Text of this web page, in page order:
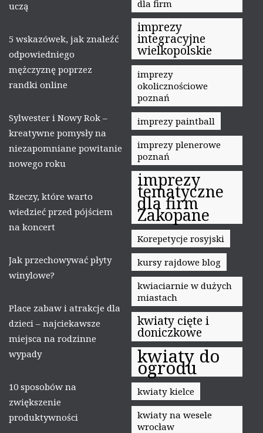
uczą
5 wskazówek, jak znaleźć
odpowiedniego
mężczyznę poprzez
randki online
Sylwester i Nowy Rok –
kreatywne pomysły na
niezapomniane powitanie
nowego roku
Rzeczy, które warto
wiedzieć przed pójściem
na koncert
Jak przechowywać płyty
winylowe?
Place zabaw i atrakcje dla
dzieci – najciekawsze
miejsca na rodzinne
wypady
10 sposobów na
zwiększenie
produktywności
dla firm
imprezy
integracyjne
wielkopolskie
imprezy
okolicznościowe
poznań
imprezy paintball
imprezy plenerowe
poznań
imprezy
tematyczne
dla firm
Zakopane
Korepetycje rosyjski
kursy rajdowe blog
kwiaciarnie w dużych
miastach
kwiaty cięte i
doniczkowe
kwiaty do
ogrodu
kwiaty kielce
kwiaty na wesele
wrocław